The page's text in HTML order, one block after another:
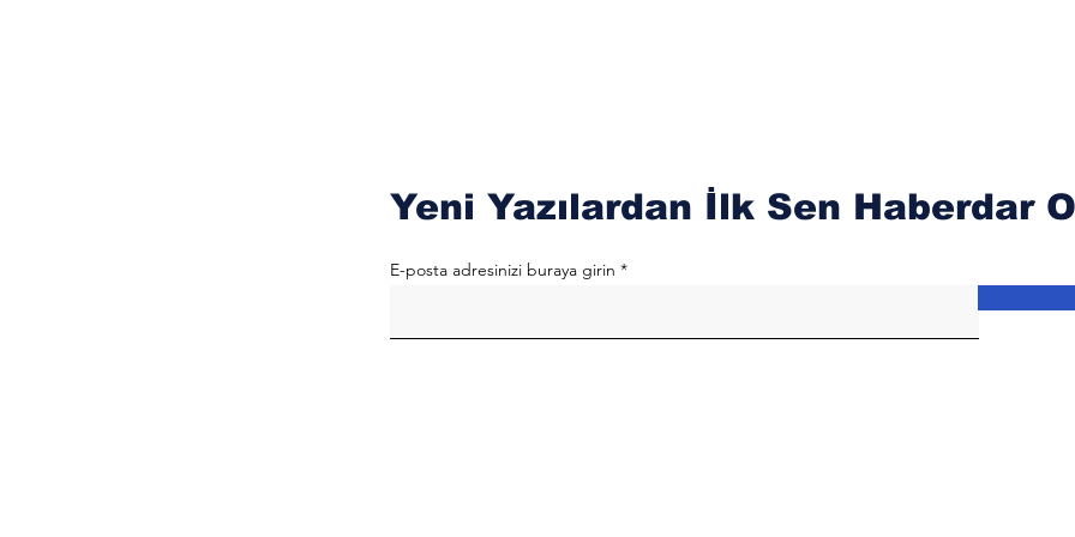
Yeni Yazılardan İlk Sen Haberdar
E-posta adresinizi buraya girin